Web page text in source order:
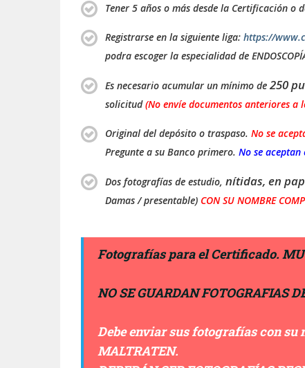
Tener 5 años o más desde la Certificación o
Registrarse en la siguiente liga: https://
podra escoger la especialidad de
Es necesario acumular un mínimo de 250
solicitud(No envíe documentos anteriores a
Original del depósito o traspaso. No se
Pregunte a su Banco primero. No se aceptan
Dos fotografías de estudio, nítidas, en
Damas / presentable) CON SU NOMBRE
Fotografías para el Certificado.
NO SE GUARDAN FOTOGRAFIAS
Debe enviar sus fotografías con su
MALTRATEN.